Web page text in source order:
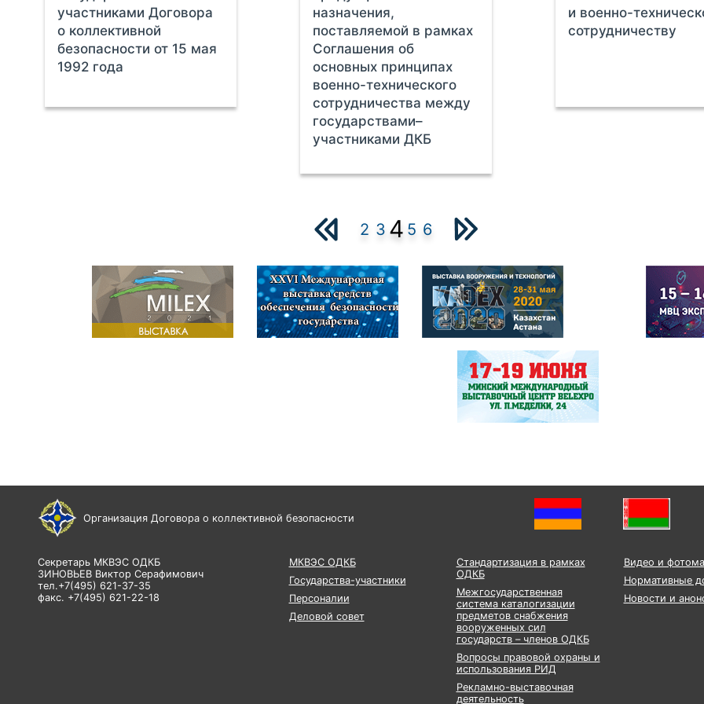
участниками Договора
о коллективной
безопасности от 15 мая
1992 года
назначения,
поставляемой в рамках
Соглашения об
основных принципах
военно-технического
сотрудничества между
государствами–
участниками ДКБ
и военно-
сотрудничеству
2 3 4 5 6
Организация Договора о коллективной безопасности
Секретарь МКВЭС ОДКБ
ЗИНОВЬЕВ Виктор Серафимович
тел.+7(495) 621-37-35
факс. +7(495) 621-22-18
МКВЭС ОДКБ
Государства-участники
Персоналии
Деловой совет
Стандартизация в рамках
ОДКБ
Межгосударственная
система каталогизации
предметов снабжения
вооруженных сил
государств – членов ОДКБ
Вопросы правовой охраны и
использования РИД
Рекламно-выставочная
деятельность
Видео и
Нормативные
Новости и